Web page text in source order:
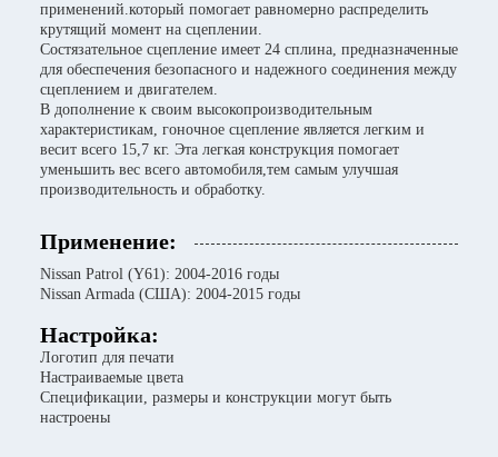
применений.который помогает равномерно распределить
крутящий момент на сцеплении.
Состязательное сцепление имеет 24 сплина, предназначенные
для обеспечения безопасного и надежного соединения между
сцеплением и двигателем.
В дополнение к своим высокопроизводительным
характеристикам, гоночное сцепление является легким и
весит всего 15,7 кг. Эта легкая конструкция помогает
уменьшить вес всего автомобиля,тем самым улучшая
производительность и обработку.
Применение:
Nissan Patrol (Y61): 2004-2016 годы
Nissan Armada (США): 2004-2015 годы
Настройка:
Логотип для печати
Настраиваемые цвета
Спецификации, размеры и конструкции могут быть
настроены